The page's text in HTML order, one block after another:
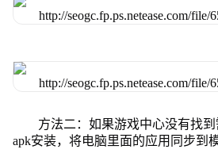
方法二：如果游戏中心没有找
apk安装，将电脑里面的应用同步到